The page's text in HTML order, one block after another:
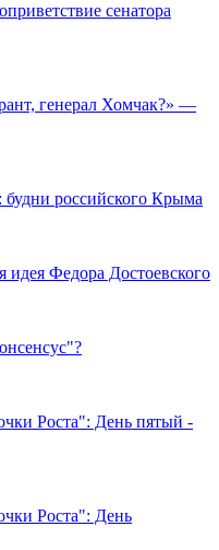
сенатора
генерал Хомчак?» —
российского Крыма
идея Федора Достоевского
Роста": День пятый -
Роста": День